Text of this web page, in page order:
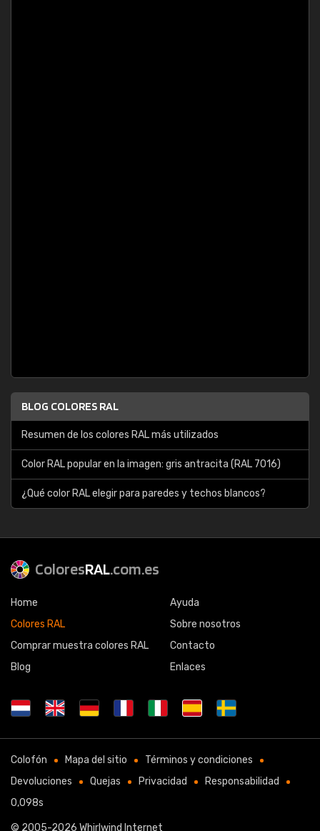
BLOG COLORES RAL
Resumen de los colores RAL más utilizados
Color RAL popular en la imagen: gris antracita (RAL 7016)
¿Qué color RAL elegir para paredes y techos blancos?
ColoresRAL.com.es
Home
Colores RAL
Comprar muestra colores RAL
Blog
Ayuda
Sobre nosotros
Contacto
Enlaces
Colofón Mapa del sitio
Términos y condiciones
Devoluciones
Quejas Privacidad
Responsabilidad
0,098s
© 2005-2026 Whirlwind Internet